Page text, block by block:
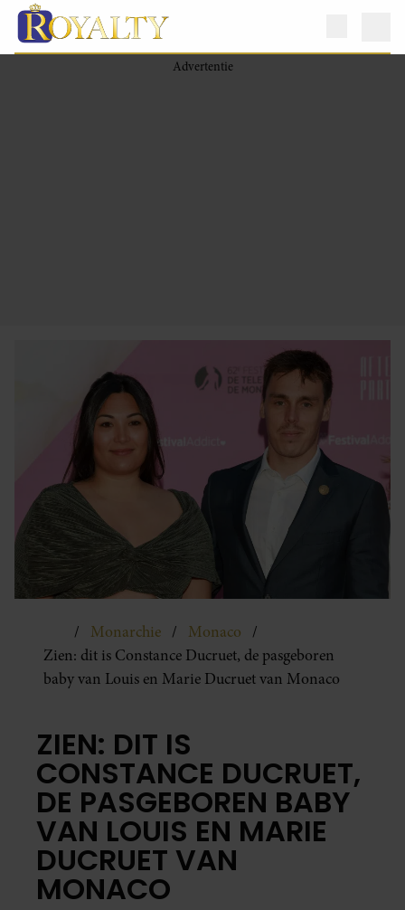
Monarchie
Monaco
Zien: dit is Constance Ducruet, de pasgeboren
baby van Louis en Marie Ducruet van Monaco
ZIEN: DIT IS
CONSTANCE DUCRUET,
DE PASGEBOREN BABY
VAN LOUIS EN MARIE
DUCRUET VAN
MONACO